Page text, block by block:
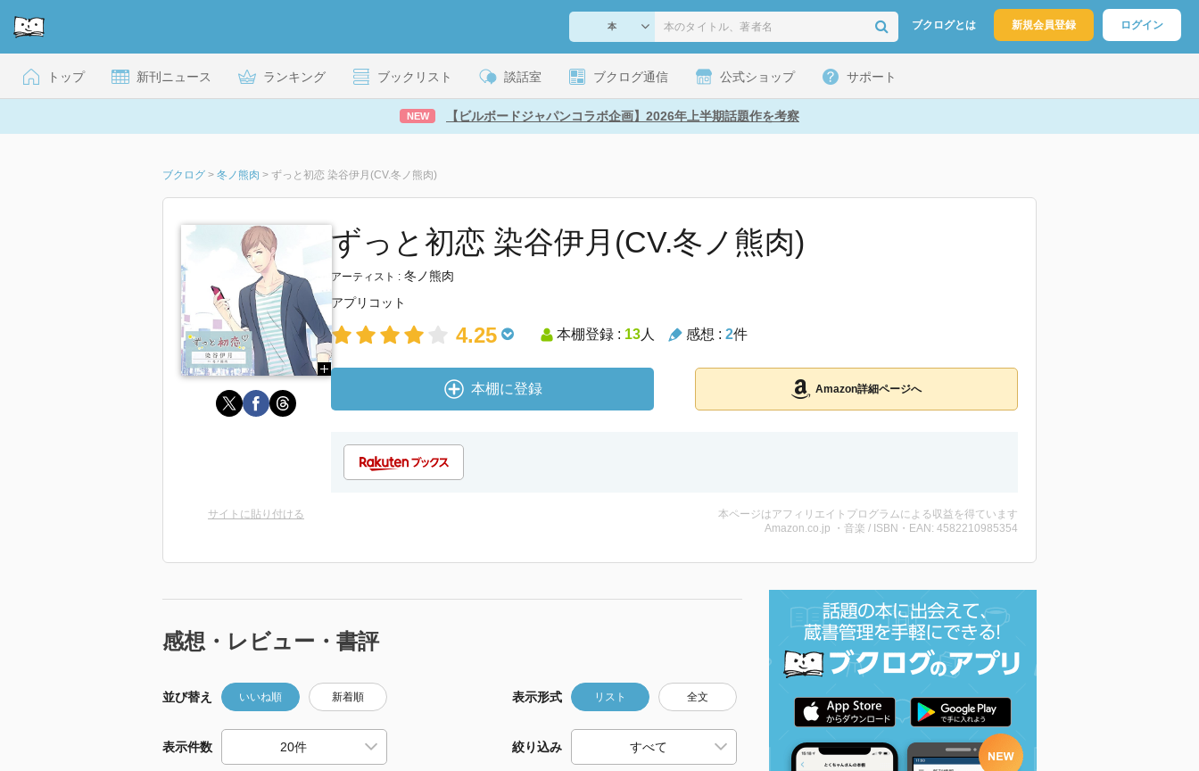
ブクログとは 新規会員登録 ログイン
トップ 新刊ニュース ランキング ブックリスト 談話室 ブクログ通信 公式ショップ サポート
NEW 【ビルボードジャパンコラボ企画】2026年上半期話題作を考察
ブクログ > 冬ノ熊肉 > ずっと初恋 染谷伊月(CV.冬ノ熊肉)
ずっと初恋 染谷伊月(CV.冬ノ熊肉)
アーティスト : 冬ノ熊肉
アプリコット
4.25 本棚登録 : 13人 感想 : 2件
本棚に登録 Amazon詳細ページへ
サイトに貼り付ける
本ページはアフィリエイトプログラムによる収益を得ています
Amazon.co.jp ・音楽 / ISBN・EAN: 4582210985354
感想・レビュー・書評
並び替え いいね順 新着順 表示形式 リスト 全文
表示件数 絞り込み